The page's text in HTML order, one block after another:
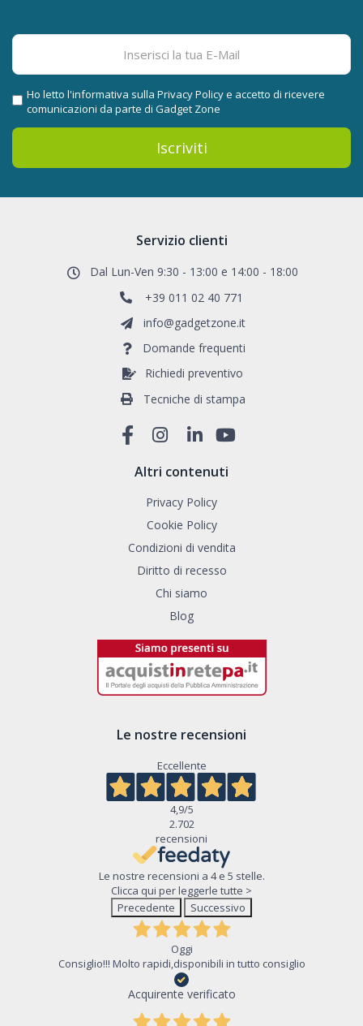
Iscriviti
Ho letto l'informativa sulla Privacy Policye accetto di ricevere
comunicazioni da parte di Gadget Zone
Servizio clienti
Dal Lun-Ven 9:30 - 13:00 e 14:00 - 18:00
+39 011 02 40 771
info@gadgetzone.it
Domande frequenti
Richiedi preventivo
Tecniche di stampa
Altri contenuti
Privacy Policy
Cookie Policy
Condizioni di vendita
Diritto di recesso
Chi siamo
Blog
Le nostre recensioni
Eccellente
4,9/5
2.702
recensioni
Le nostre recensioni a 4 e 5 stelle.
Clicca qui per leggerle tutte >
Precedente
Successivo
Oggi
Consiglio!!! Molto rapidi,disponibili in tutto consiglio
Acquirente verificato